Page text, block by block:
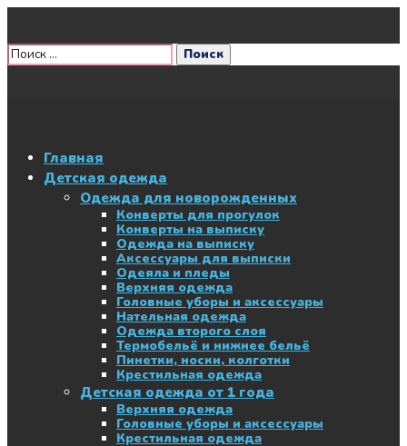
Главная
Детская одежда
Одежда для новорожденных
Конверты для прогулок
Конверты на выписку
Одежда на выписку
Аксессуары для выписки
Одеяла и пледы
Верхняя одежда
Головные уборы и аксессуары
Нательная одежда
Одежда второго слоя
Термобельё и нижнее бельё
Пинетки, носки, колготки
Крестильная одежда
Детская одежда от 1 года
Верхняя одежда
Головные уборы и аксессуары
Крестильная одежда